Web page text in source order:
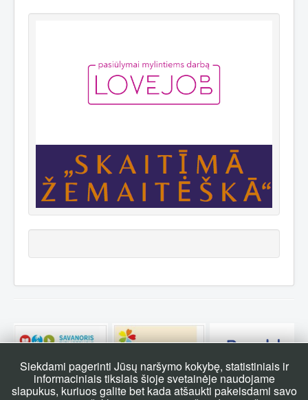
Siekdami pagerinti Jūsų naršymo kokybę, statistiniais ir
informaciniais tikslais šioje svetainėje naudojame
slapukus, kuriuos galite bet kada atšaukti pakeisdami savo